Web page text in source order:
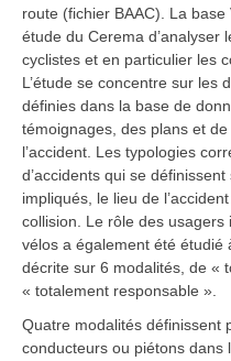
route (fichier BAAC). La
étude du Cerema d’analyser
cyclistes et en particulier les
L’étude se concentre sur les
définies dans la base de
témoignages, des plans et de
l’accident. Les typologies
d’accidents qui se
impliqués, le lieu de
collision. Le rôle des
vélos a également été étudié
décrite sur 6 modalités, de «
« totalement responsable ».
Quatre modalités définissent
conducteurs ou piétons dans